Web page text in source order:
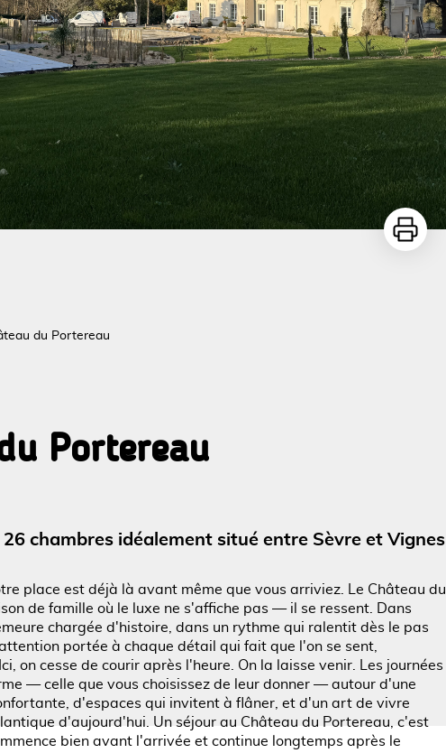
Imprimer
du Portereau
Portereau
26 chambres idéalement situé entre Sèvre et Vignes
place est déjà là avant même que vous arriviez. Le Château du
de famille où le luxe ne s'affiche pas — il se ressent. Dans
chargée d'histoire, dans un rythme qui ralentit dès le pas
portée à chaque détail qui fait que l'on se sent,
on cesse de courir après l'heure. On la laisse venir. Les journées
— celle que vous choisissez de leur donner — autour d'une
d'espaces qui invitent à flâner, et d'un art de vivre
d'aujourd'hui. Un séjour au Château du Portereau, c'est
bien avant l'arrivée et continue longtemps après le